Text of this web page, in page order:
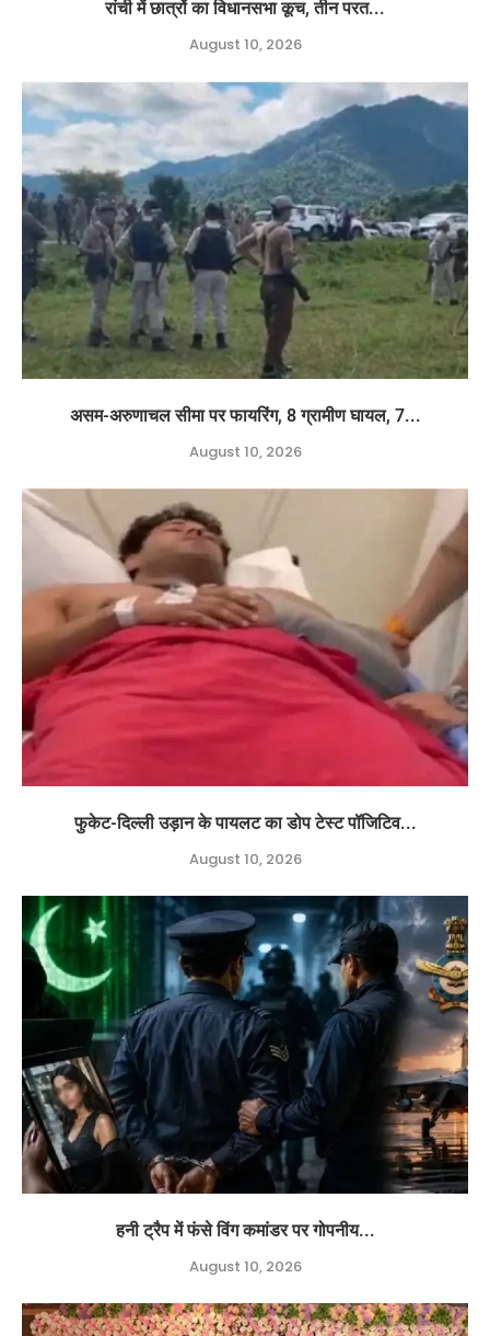
रांची में छात्रों का विधानसभा कूच, तीन परत...
August 10, 2026
असम-अरुणाचल सीमा पर फायरिंग, 8 ग्रामीण घायल, 7...
August 10, 2026
फुकेट-दिल्ली उड़ान के पायलट का डोप टेस्ट पॉजिटिव...
August 10, 2026
हनी ट्रैप में फंसे विंग कमांडर पर गोपनीय...
August 10, 2026